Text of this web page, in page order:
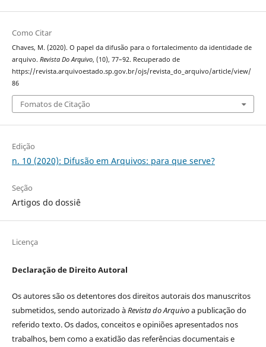
Como Citar
Chaves, M. (2020). O papel da difusão para o fortalecimento da identidade de
arquivo. Revista Do Arquivo, (10), 77–92. Recuperado de
https://revista.arquivoestado.sp.gov.br/ojs/revista_do_arquivo/article/view/
86
Fomatos de Citação
Edição
n. 10 (2020): Difusão em Arquivos: para que serve?
Seção
Artigos do dossiê
Licença
Declaração de Direito Autoral
Os autores são os detentores dos direitos autorais dos manuscritos
submetidos, sendo autorizado àRevista do Arquivoa publicação do
referido texto. Os dados, conceitos e opiniões apresentados nos
trabalhos, bem como a exatidão das referências documentais e